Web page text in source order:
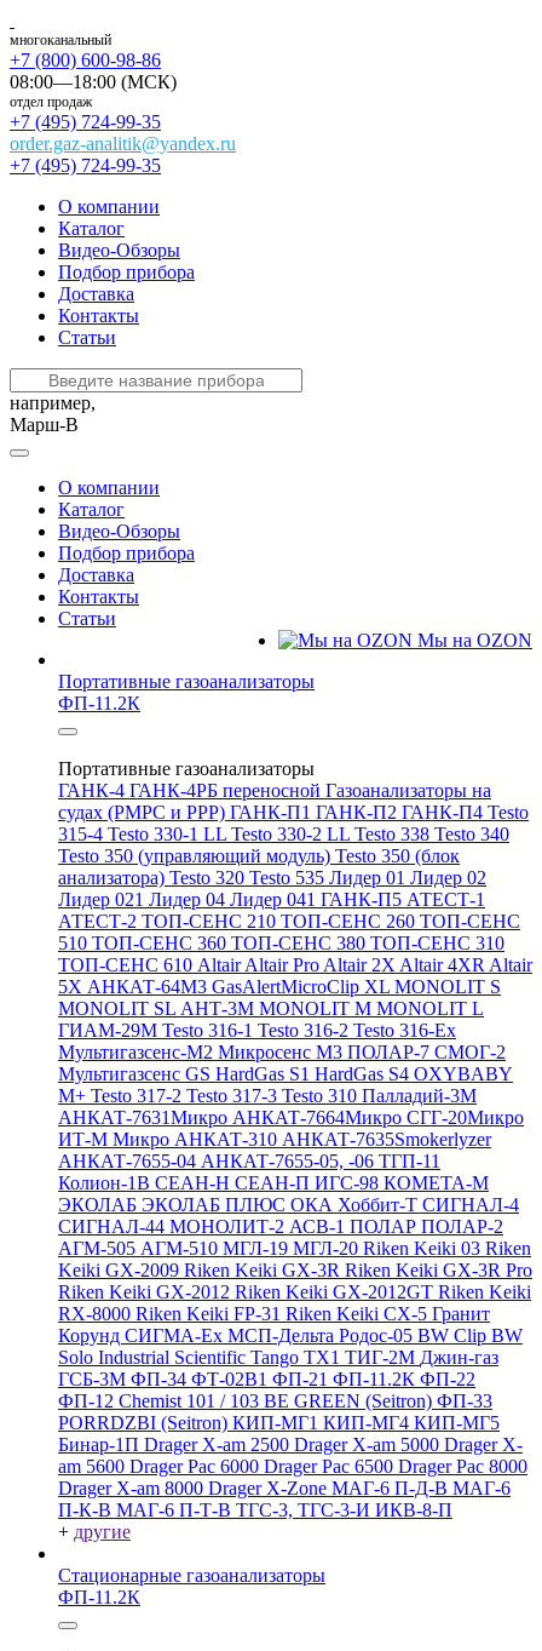
многоканальный
+7 (800) 600-98-86
08:00—18:00 (МСК)
отдел продаж
+7 (495) 724-99-35
order.gaz-analitik@yandex.ru
+7 (495) 724-99-35
О компании
Каталог
Видео-Обзоры
Подбор прибора
Доставка
Контакты
Статьи
например,
Марш-В
О компании
Каталог
Видео-Обзоры
Подбор прибора
Доставка
Контакты
Статьи
Мы на OZON
Портативные газоанализаторы
ФП-11.2К
Портативные газоанализаторы
ГАНК-4 ГАНК-4РБ переносной Газоанализаторы на
судах (РМРС и РРР) ГАНК-П1 ГАНК-П2 ГАНК-П4 Testo
315-4 Testo 330-1 LL Testo 330-2 LL Testo 338 Testo 340
Testo 350 (управляющий модуль) Testo 350 (блок
анализатора) Testo 320 Testo 535 Лидер 01 Лидер 02
Лидер 021 Лидер 04 Лидер 041 ГАНК-П5 АТЕСТ-1
АТЕСТ-2 ТОП-СЕНС 210 ТОП-СЕНС 260 ТОП-СЕНС
510 ТОП-СЕНС 360 ТОП-СЕНС 380 ТОП-СЕНС 310
ТОП-СЕНС 610 AltairAltair Pro Altair 2X Altair 4XR Altair
5X АНКАТ-64М3 GasAlertMicroClip XL MONOLIT S
MONOLIT SL АНТ-3М MONOLIT M MONOLIT L
ГИАМ-29М Testo 316-1 Testo 316-2 Testo 316-Ex
Мультигазсенс-М2 Микросенс М3 ПОЛАР-7 СМОГ-2
Мультигазсенс GS HardGas S1 HardGas S4 OXYBABY
M+ Testo 317-2 Testo 317-3 Testo 310 Палладий-3М
АНКАТ-7631Микро АНКАТ-7664Микро СГГ-20Микро
ИТ-М Микро АНКАТ-310 АНКАТ-7635Smokerlyzer
АНКАТ-7655-04 АНКАТ-7655-05, -06 ТГП-11
Колион-1В СЕАН-Н СЕАН-П ИГС-98 КОМЕТА-М
ЭКОЛАБ ЭКОЛАБ ПЛЮС ОКА Хоббит-Т СИГНАЛ-4
СИГНАЛ-44 МОНОЛИТ-2 АСВ-1 ПОЛАР ПОЛАР-2
АГМ-505 АГМ-510 МГЛ-19 МГЛ-20 Riken Keiki 03 Riken
Keiki GX-2009 Riken Keiki GX-3R Riken Keiki GX-3R Pro
Riken Keiki GX-2012 Riken Keiki GX-2012GT Riken Keiki
RX-8000 Riken Keiki FP-31 Riken Keiki CX-5 Гранит
Корунд СИГМА-Ех МСП-Дельта Родос-05 BW Clip BW
Solo Industrial Scientific Tango TX1 ТИГ-2М Джин-газ
ГСБ-3М ФП-34 ФТ-02В1 ФП-21 ФП-11.2К ФП-22
ФП-12 Chemist 101 / 103 BE GREEN (Seitron) ФП-33
PORRDZBI (Seitron) КИП-МГ1 КИП-МГ4 КИП-МГ5
Бинар-1П Drager X-am 2500 Drager X-am 5000 Drager X-
am 5600 Drager Pac 6000 Drager Pac 6500 Drager Pac 8000
Drager X-am 8000 Drager X-Zone МАГ-6 П-Д-В МАГ-6
П-К-В МАГ-6 П-Т-В ТГС-3, ТГС-3-И ИКВ-8-П
+ другие
Стационарные газоанализаторы
ФП-11.2К